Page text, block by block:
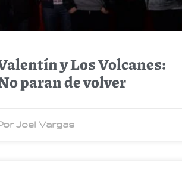
y Los Volcanes:
paran de volver
Joel Vargas